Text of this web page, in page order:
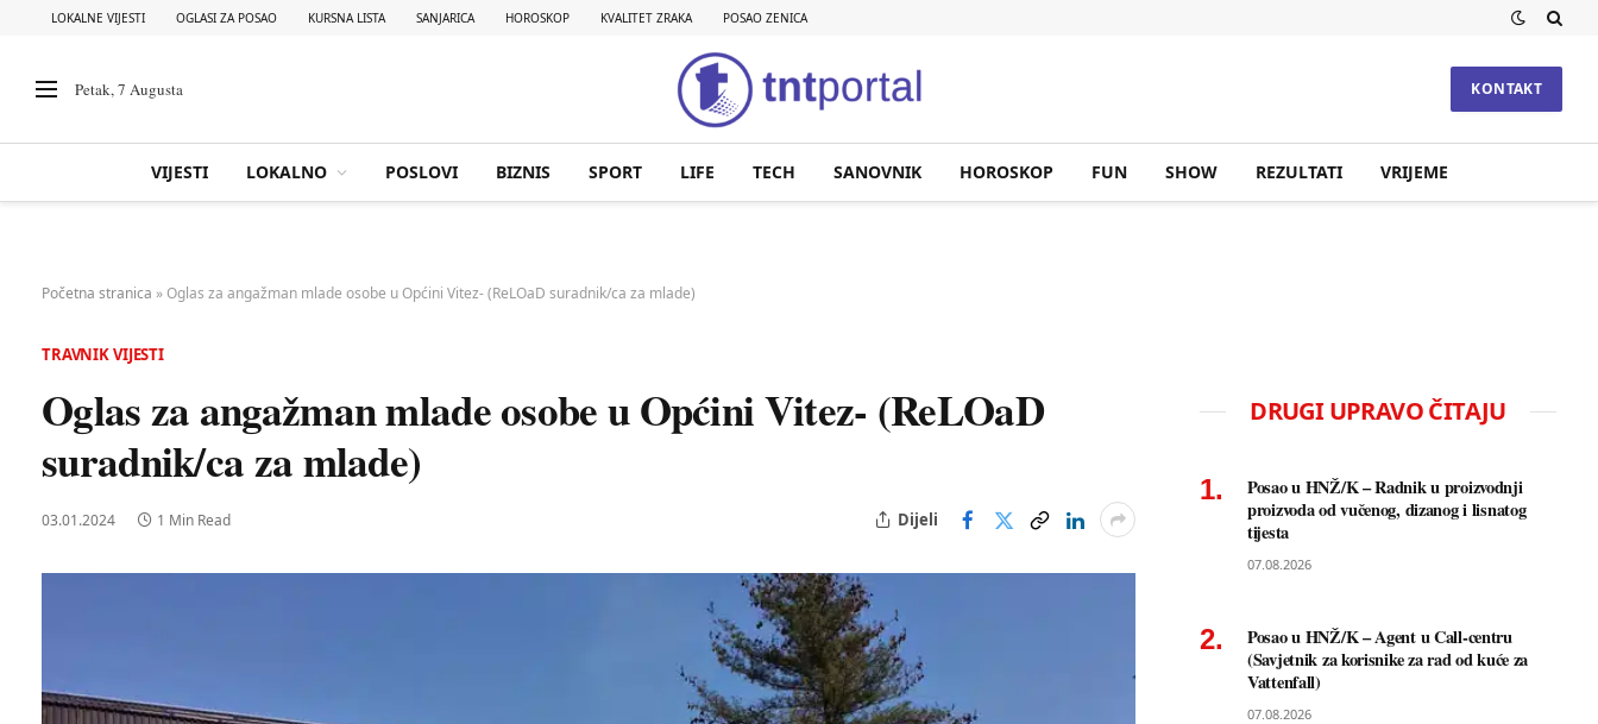
LOKALNE VIJESTI OGLASI ZA POSAO KURSNA LISTA SANJARICA HOROSKOP KVALITET ZRAKA POSAO ZENICA
Petak, 7 Augusta KONTAKT
VIJESTI LOKALNO POSLOVI BIZNIS SPORT LIFE TECH SANOVNIK HOROSKOP FUN SHOW REZULTATI VRIJEME
Početna stranica »Oglas za angažman mlade osobe u Općini Vitez- (ReLOaD suradnik/ca za mlade)
TRAVNIK VIJESTI
Oglas za angažman mlade osobe u Općini Vitez- (ReLOaD
suradnik/ca za mlade)
03.01.2024 1 Min Read Dijeli
DRUGI UPRAVO ČITAJU
Posao u HNŽ/K – Radnik u proizvodnji
proizvoda od vučenog, dizanog i lisnatog
tijesta
07.08.2026
Posao u HNŽ/K – Agent u Call-centru
(Savjetnik za korisnike za rad od kuće za
Vattenfall)
07.08.2026